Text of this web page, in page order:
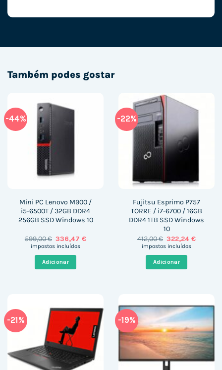
Também podes gostar
-44%
Mini PC Lenovo M900 /
i5-6500T / 32GB DDR4
256GB SSD Windows 10
599,00€ O
preço
era:
599,00 €.
336,47€O
impostos incluídos
Adicionar
-22%
Fujitsu Esprimo P757
TORRE / i7-6700 / 16GB
DDR4 1TB SSD Windows
10
412,00€ O
preço
era:
412,00 €.
322,24€O
impostos incluídos
Adicionar
-21% -19%